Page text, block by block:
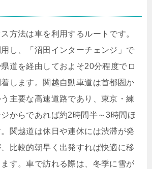
方法は車を利用するルートです。
し、「沼田インターチェンジ」で
道を経由しておよそ20分程度でロ
します。関越自動車道は首都圏か
主要な高速道路であり、東京・練
からであれば約2時間半～3時間ほ
関越道は休日や連休には渋滞が発
比較的朝早く出発すれば快適に移
す。車で訪れる際は、冬季に雪が